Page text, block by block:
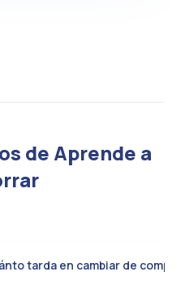
de Aprende a
tarda en cambiar de